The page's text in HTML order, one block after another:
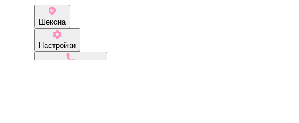
Шексна
Настройки